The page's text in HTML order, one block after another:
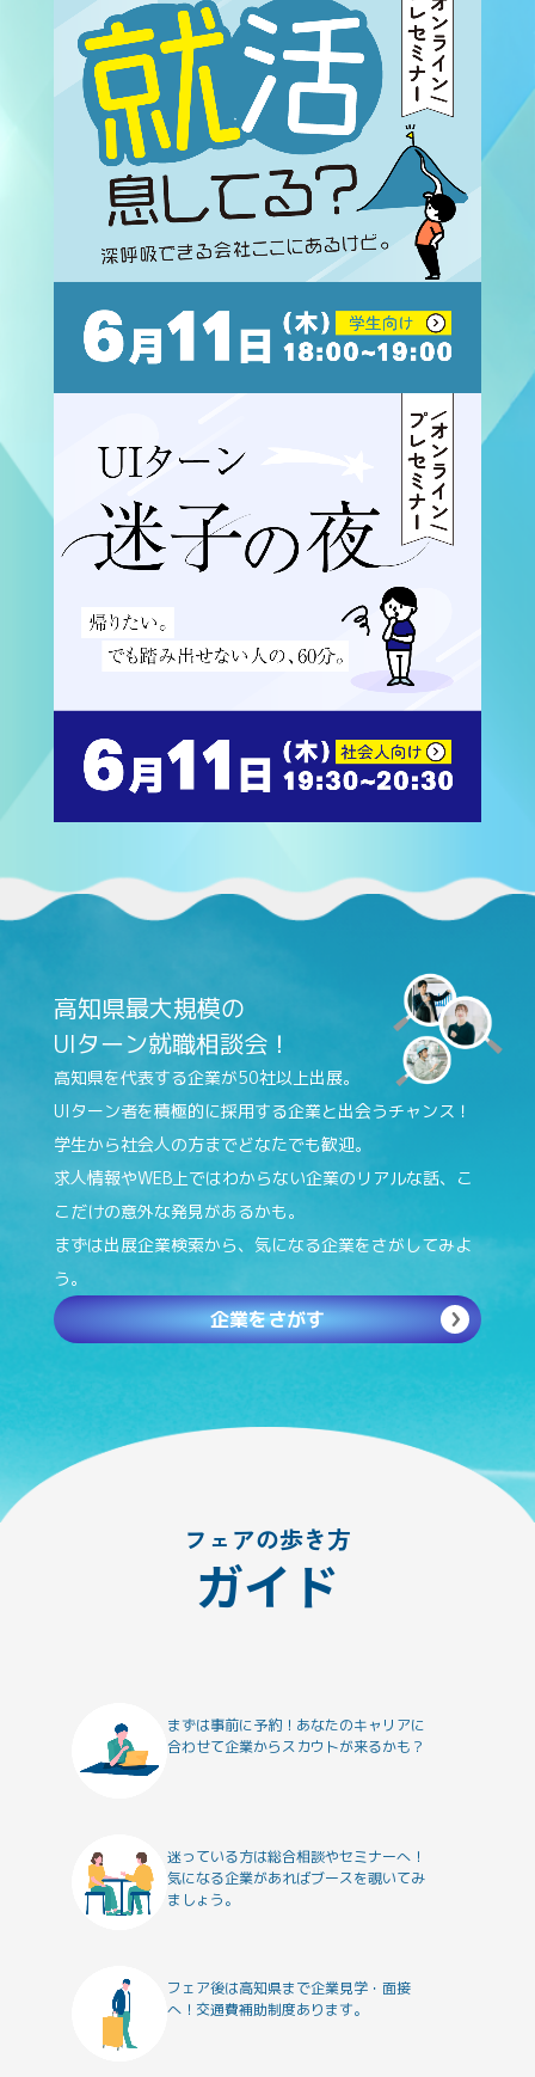
高知県最大規模の
UIターン就職相談会！
高知県を代表する企業が50社以上出展。
UIターン者を積極的に採用する企業と出会うチャンス！
学生から社会人の方までどなたでも歓迎。
求人情報やWEB上ではわからない企業のリアルな話、
こ
こだけの意外な発見があるかも。
まずは出展企業検索から、気になる企業をさがしてみよ
う。
企業をさがす
フェアの歩き方
ガイド
まずは事前に予約！ あなたのキャリアに
合わせて企業からスカウトが来るかも？
迷っている方は総合相談やセミナーへ！
気になる企業があればブースを覗いてみ
ましょう。
フェア後は高知県まで企業見学・面接
へ！ 交通費補助制度あります。